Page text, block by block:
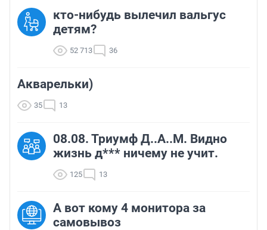
кто-нибудь вылечил вальгус
детям?
52 713 36
Акварельки)
35 13
08.08. Триумф Д..А..М. Видно
жизнь д*** ничему не учит.
125 13
А вот кому 4 монитора за
самовывоз